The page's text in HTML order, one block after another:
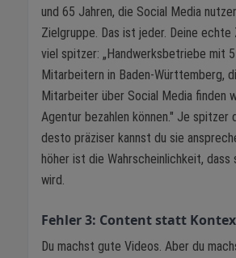
und 65 Jahren, die Social Media
Zielgruppe. Das ist jeder. Deine
viel spitzer: „Handwerksbetriebe mit
Mitarbeitern in Baden-Württemberg,
Mitarbeiter über Social Media finden
Agentur bezahlen können." Je spitzer
desto präziser kannst du sie
höher ist die Wahrscheinlichkeit, dass
wird.
Fehler 3: Content statt
Du machst gute Videos. Aber du